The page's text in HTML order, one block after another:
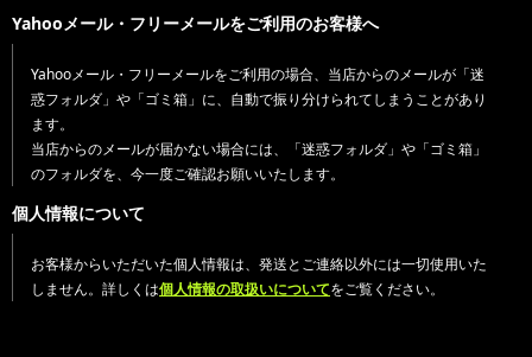
Yahooメール・フリーメールをご利用のお客様へ
Yahooメール・フリーメールをご利用の場合、当店からのメールが「迷
惑フォルダ」や「ゴミ箱」に、自動で振り分けられてしまうことがあり
ます。
当店からのメールが届かない場合には、「迷惑フォルダ」や「ゴミ箱」
のフォルダを、今一度ご確認お願いいたします。
個人情報について
お客様からいただいた個人情報は、発送とご連絡以外には一切使用いた
しません。詳しくは個人情報の取扱いについてをご覧ください。